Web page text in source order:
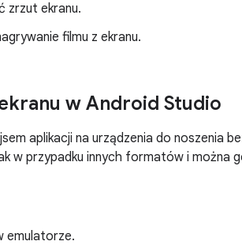
zrzut ekranu.
filmu z ekranu.
w Android Studio
aplikacji na urządzenia do noszenia
w przypadku innych formatów i można
emulatorze.